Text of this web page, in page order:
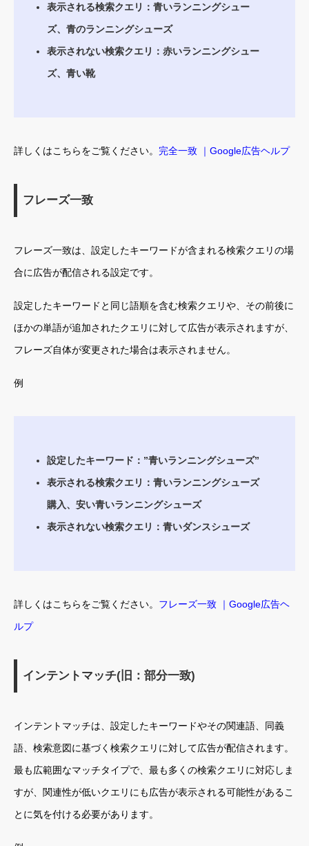
表示される検索クエリ：青いランニングシュー
ズ、青のランニングシューズ
表示されない検索クエリ：赤いランニングシュー
ズ、青い靴
詳しくはこちらをご覧ください。 完全一致 ｜Google広告ヘルプ
フレーズ一致
フレーズ一致は、設定したキーワードが含まれる検索クエリの場
合に広告が配信される設定です。
設定したキーワードと同じ語順を含む検索クエリや、その前後に
ほかの単語が追加されたクエリに対して広告が表示されますが、
フレーズ自体が変更された場合は表示されません。
例
設定したキーワード：”青いランニングシューズ”
表示される検索クエリ：青いランニングシューズ
購入、安い青いランニングシューズ
表示されない検索クエリ：青いダンスシューズ
詳しくはこちらをご覧ください。 フレーズ一致 ｜Google広告ヘ
ルプ
インテントマッチ(旧：部分一致)
インテントマッチは、設定したキーワードやその関連語、同義
語、検索意図に基づく検索クエリに対して広告が配信されます。
最も広範囲なマッチタイプで、最も多くの検索クエリに対応しま
すが、関連性が低いクエリにも広告が表示される可能性があるこ
とに気を付ける必要があります。